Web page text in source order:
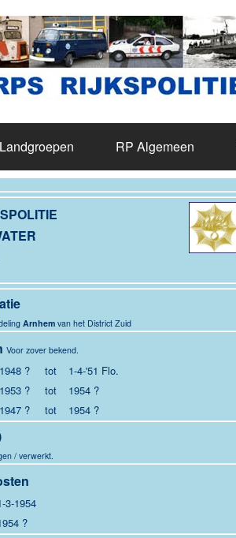
RP Algemeen
Arnhemvan het District Zuid
Voor zover bekend.
1948 ? tot
1-4-'51 Flo.
1953 ? tot
1954 ?
1947 ? tot 1954 ?
/ verwerkt.
3-1954
?